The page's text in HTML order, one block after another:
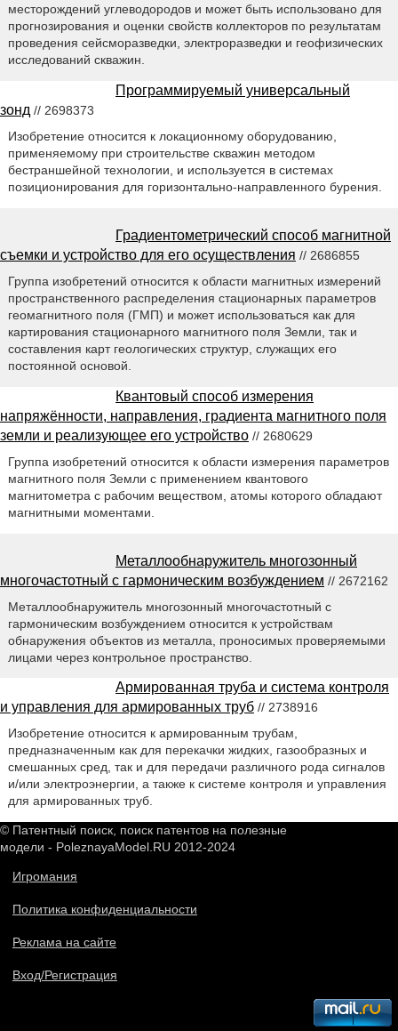
месторождений углеводородов и может быть использовано для
прогнозирования и оценки свойств коллекторов по результатам
проведения сейсморазведки, электроразведки и геофизических
исследований скважин.
Программируемый универсальный
зонд // 2698373
Изобретение относится к локационному оборудованию,
применяемому при строительстве скважин методом
бестраншейной технологии, и используется в системах
позиционирования для горизонтально-направленного бурения.
Градиентометрический способ магнитной
съемки и устройство для его осуществления // 2686855
Группа изобретений относится к области магнитных измерений
пространственного распределения стационарных параметров
геомагнитного поля (ГМП) и может использоваться как для
картирования стационарного магнитного поля Земли, так и
составления карт геологических структур, служащих его
постоянной основой.
Квантовый способ измерения
напряжённости, направления, градиента магнитного поля
земли и реализующее его устройство // 2680629
Группа изобретений относится к области измерения параметров
магнитного поля Земли с применением квантового
магнитометра с рабочим веществом, атомы которого обладают
магнитными моментами.
Металлообнаружитель многозонный
многочастотный с гармоническим возбуждением // 2672162
Металлообнаружитель многозонный многочастотный с
гармоническим возбуждением относится к устройствам
обнаружения объектов из металла, проносимых проверяемыми
лицами через контрольное пространство.
Армированная труба и система контроля
и управления для армированных труб // 2738916
Изобретение относится к армированным трубам,
предназначенным как для перекачки жидких, газообразных и
смешанных сред, так и для передачи различного рода сигналов
и/или электроэнергии, а также к системе контроля и управления
для армированных труб.
© Патентный поиск, поиск патентов на полезные
модели - PoleznayaModel.RU 2012-2024
Игромания
Политика конфиденциальности
Реклама на сайте
Вход/Регистрация